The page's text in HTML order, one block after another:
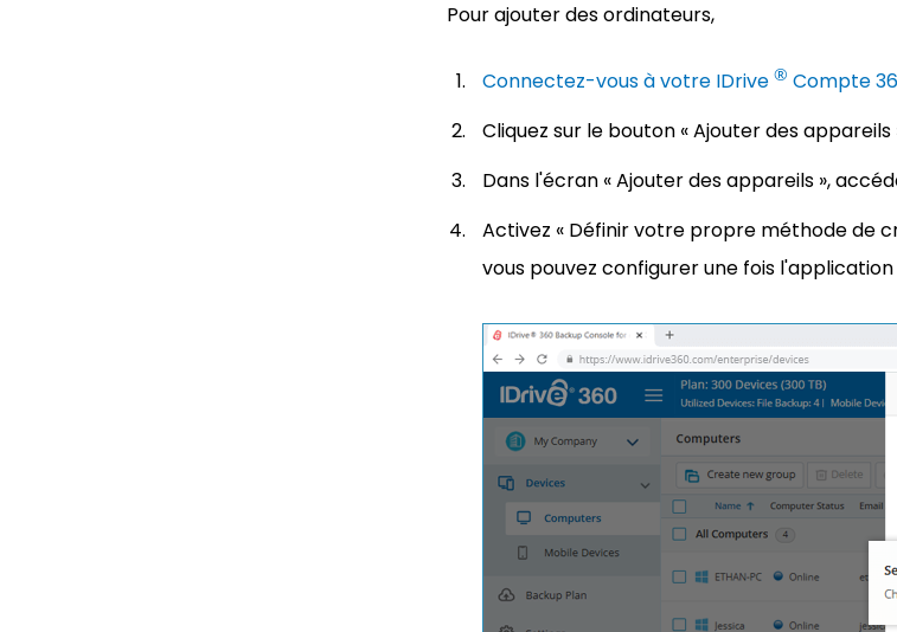
Pour ajouter des ordinateurs,
Connectez-vous à votre IDrive ® Compte
Cliquez sur le bouton « Ajouter des appareils
Dans l'écran « Ajouter des appareils »,
Activez « Définir votre propre méthode de
vous pouvez configurer une fois